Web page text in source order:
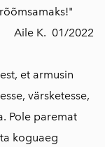
Aile K. 01/2022
et armusin
värsketesse,
Pole paremat
koguaeg